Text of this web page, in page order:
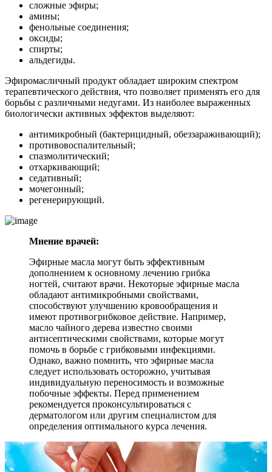
сложные эфиры;
амины;
фенольные соединения;
оксиды;
спирты;
альдегиды.
Эфиромасличный продукт обладает широким спектром
терапевтического действия, что позволяет применять его для
борьбы с различными недугами. Из наиболее выраженных
биологически активных эффектов выделяют:
антимикробный (бактерицидный, обеззараживающий);
противовоспалительный;
спазмолитический;
отхаркивающий;
седативный;
мочегонный;
регенерирующий.
Мнение врачей:
Эфирные масла могут быть эффективным
дополнением к основному лечению грибка
ногтей, считают врачи. Некоторые эфирные масла
обладают антимикробными свойствами,
способствуют улучшению кровообращения и
имеют противогрибковое действие. Например,
масло чайного дерева известно своими
антисептическими свойствами, которые могут
помочь в борьбе с грибковыми инфекциями.
Однако, важно помнить, что эфирные масла
следует использовать осторожно, учитывая
индивидуальную переносимость и возможные
побочные эффекты. Перед применением
рекомендуется проконсультироваться с
дерматологом или другим специалистом для
определения оптимального курса лечения.